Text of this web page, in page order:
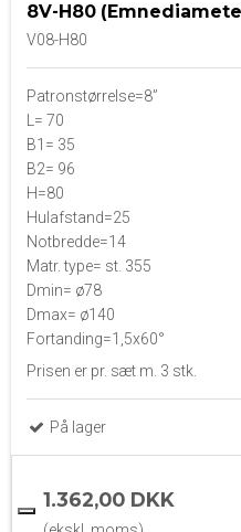
8V-H80
V08-H80
Patronstørrelse=8”
L= 70
B1= 35
B2= 96
H=80
Hulafstand=25
Notbredde=14
Matr. type= st. 355
Dmin= ø78
Dmax= ø140
Fortanding=1,5x60°
Prisen er pr. sæt m. 3 stk.
På lager
1.362,00 DKK